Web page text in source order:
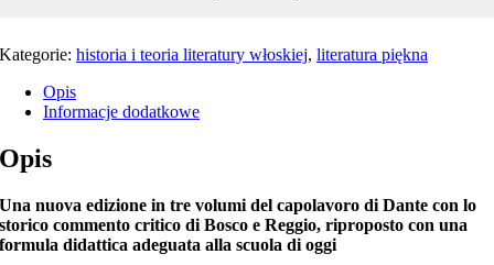
Kategorie:historia i teoria literatury włoskiej,literatura piękna
Opis
Informacje dodatkowe
Opis
Una nuova edizione in tre volumi del capolavoro di Dante con lo
storico commento critico di Bosco e Reggio, riproposto con una
formula didattica adeguata alla scuola di oggi